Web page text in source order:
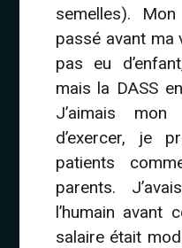
semelles).
passé avant ma
pas eu
mais la DASS
J’aimais
d’exercer, je
patients
parents.
l’humain avant
salaire était